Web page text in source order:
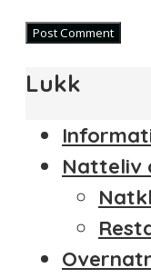
Lukk
Natteliv